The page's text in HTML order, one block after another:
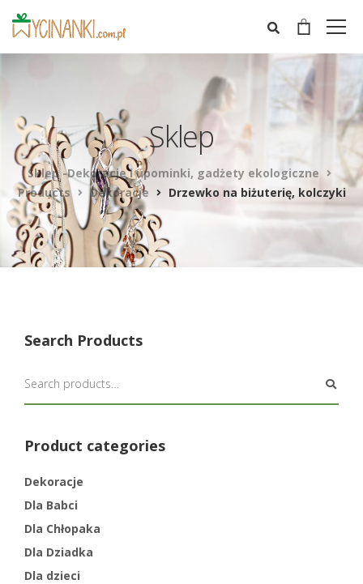
Sklep
Sklep -Dekoracje i upominki, gadżety ekologiczne
Products
Dekoracje Drzewko na biżuterię, kolczyki
Search Products
Product categories
Dekoracje
Dla Babci
Dla Chłopaka
Dla Dziadka
Dla dzieci